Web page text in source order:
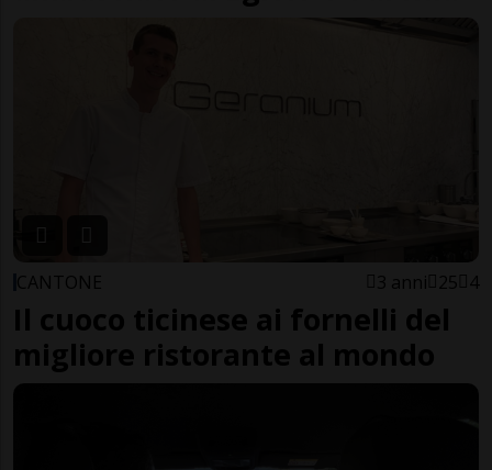
CANTONE 3 anni 25 4
Il cuoco ticinese ai fornelli del
migliore ristorante al mondo